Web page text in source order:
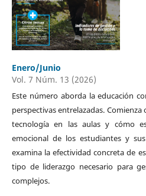
Enero/Junio
Vol. 7 Núm. 13 (2026)
Este número aborda la educación
perspectivas entrelazadas.
tecnología en las aulas y cómo
emocional de los estudiantes y
examina la efectividad concreta de
tipo de liderazgo necesario para
complejos.